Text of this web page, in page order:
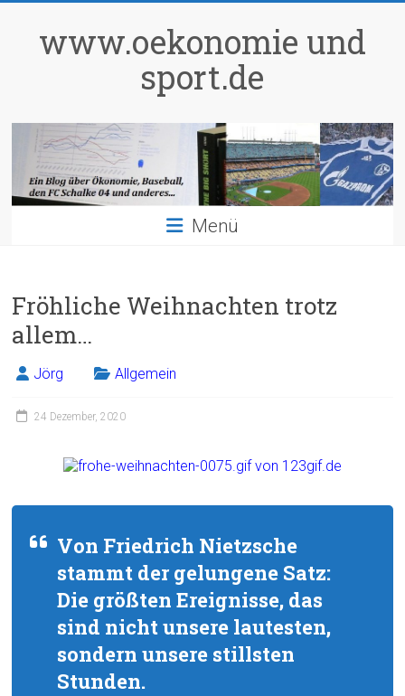
springenwww.oekonomie und
sport.de
Menü
Fröhliche Weihnachten trotz
allem…
Jörg Allgemein
24 Dezember, 2020
Von Friedrich Nietzsche
stammt der gelungene Satz:
Die größten Ereignisse, das
sind nicht unsere lautesten,
sondern unsere stillsten
Stunden.